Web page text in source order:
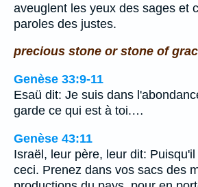
aveuglent les yeux des sages et
paroles des justes.
precious stone or stone of
Genèse 33:9-11
Esaü dit: Je suis dans
garde ce qui est à toi.…
Genèse 43:11
Israël, leur père, leur dit:
ceci. Prenez dans vos sacs des